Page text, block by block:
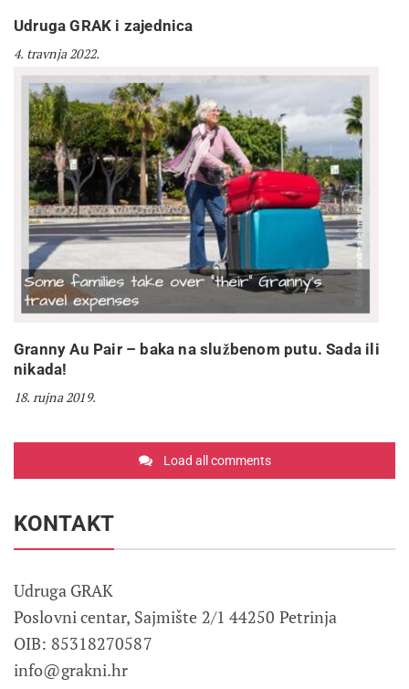
Udruga GRAK i zajednica
4. travnja 2022.
Granny Au Pair – baka na službenom putu. Sada ili
nikada!
18. rujna 2019.
Load all comments
KONTAKT
Udruga GRAK
Poslovni centar, Sajmište 2/1 44250 Petrinja
OIB: 85318270587
info@grakni.hr